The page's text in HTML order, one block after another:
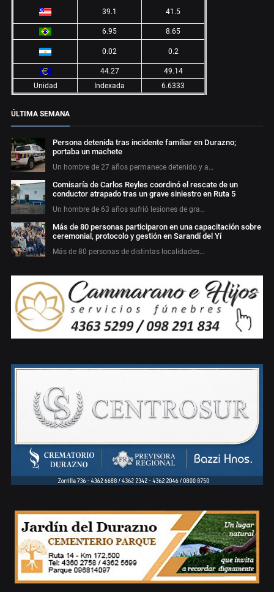
39.1 41.5
6.95 8.65
0.02 0.2
44.27
49.14
Unidad
Indexada 6.6333
ÚLTIMA SEMANA
Persona detenida tras incidente familiar en Durazno;
portaba un machete
Un hombre de 27 años permanece detenido y a…
Comisaría de Carlos Reyles coordinó el rescate de un
conductor atrapado tras un grave siniestro en Ruta 5
Un hombre de 63 años sufrió lesiones de gra…
Más de 80 personas participaron en una capacitación sobre
ceremonial, protocolo y gestión en Sarandí del Yí
Más de 80 personas de distintas localidades…